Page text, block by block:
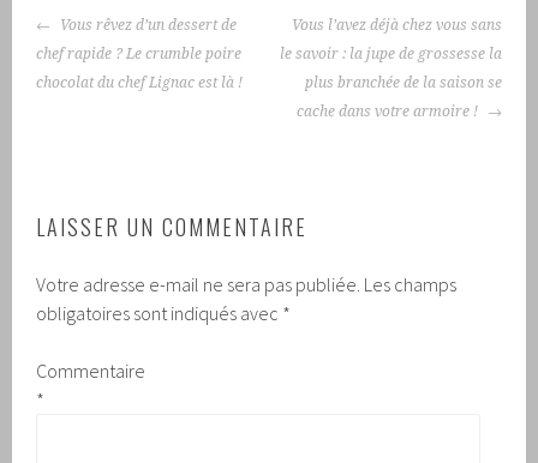
NAVIGATION
DES
ARTICLES
Vous rêvez d’un dessert de
chef rapide ? Le crumble poire
chocolat du chef Lignac est là !
Vous l’avez déjà chez vous sans
le savoir : la jupe de grossesse la
plus branchée de la saison se
cache dans votre armoire !
LAISSER UN COMMENTAIRE
Votre adresse e-mail ne sera pas publiée. Les champs
obligatoires sont indiqués avec *
Commentaire
*